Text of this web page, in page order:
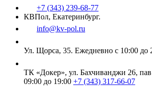
+7 (343) 239-68-77
КВПол, Екатеринбург.
info@kv-pol.ru
Ул. Щорса, 35. Ежедневно с 10:00 до
ТК «Докер», ул. Бахчиванджи 26,
09:00 до 19:00 +7 (343) 317-66-07